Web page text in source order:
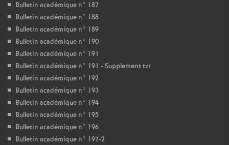
Bulletin académique n° 187
Bulletin académique n° 188
Bulletin académique n° 189
Bulletin académique n° 190
Bulletin académique n° 191
Bulletin académique n° 191 - Supplement tzr
Bulletin académique n° 192
Bulletin académique n° 193
Bulletin académique n° 194
Bulletin académique n° 195
Bulletin académique n° 196
Bulletin académique n° 197-2